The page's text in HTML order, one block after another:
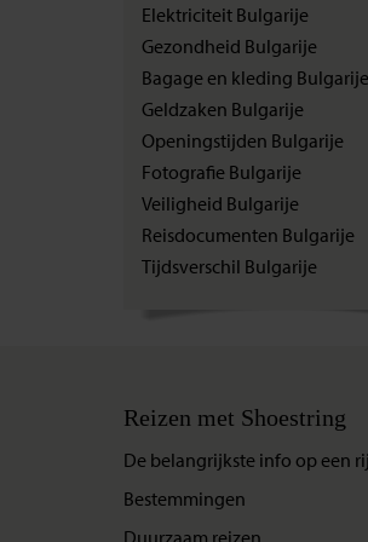
Elektriciteit Bulgarije
Gezondheid Bulgarije
Bagage en kleding Bulgarije
Geldzaken Bulgarije
Openingstijden Bulgarije
Fotografie Bulgarije
Veiligheid Bulgarije
Reisdocumenten Bulgarije
Tijdsverschil Bulgarije
Reizen met Shoestring
De belangrijkste info op een rij
Bestemmingen
Duurzaam reizen